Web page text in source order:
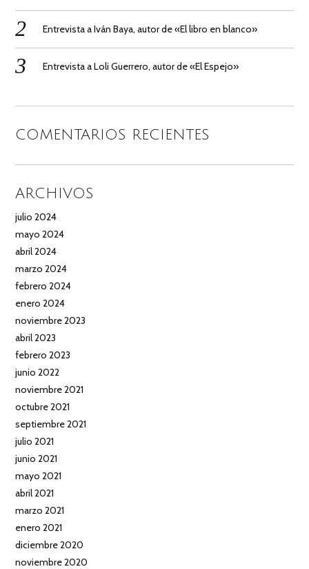
Entrevista a Iván Baya, autor de «El libro en blanco»
Entrevista a Loli Guerrero, autor de «El Espejo»
COMENTARIOS RECIENTES
ARCHIVOS
julio 2024
mayo 2024
abril 2024
marzo 2024
febrero 2024
enero 2024
noviembre 2023
abril 2023
febrero 2023
junio 2022
noviembre 2021
octubre 2021
septiembre 2021
julio 2021
junio 2021
mayo 2021
abril 2021
marzo 2021
enero 2021
diciembre 2020
noviembre 2020